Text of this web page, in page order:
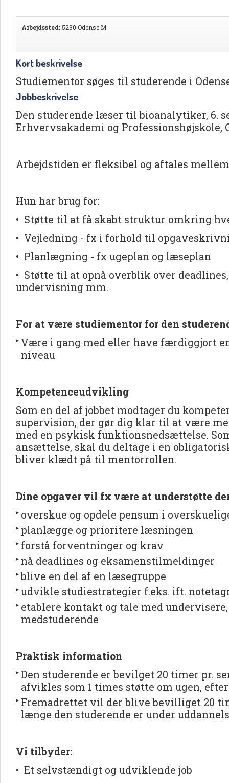
Arbejdssted: 5230 Odense M
Kort beskrivelse
Studiementor søges til studerende i
Jobbeskrivelse
Den studerende læser til bioanalytiker, 6.
Erhvervsakademi og Professionshøjskole,
Arbejdstiden er fleksibel og aftales
Hun har brug for:
• Støtte til at få skabt struktur omkring
• Vejledning - fx i forhold til
• Planlægning - fx ugeplan og læseplan
• Støtte til at opnå overblik over
undervisning mm.
For at være studiementor for den
Være i gang med eller have færdiggjort
niveau
Kompetenceudvikling
Som en del af jobbet modtager du
supervision, der gør dig klar til at være
med en psykisk funktionsnedsættelse.
ansættelse, skal du deltage i en
bliver klædt på til mentorrollen.
Dine opgaver vil fx være at understøtte
overskue og opdele pensum i
planlægge og prioritere læsningen
forstå forventninger og krav
nå deadlines og eksamenstilmeldinger
blive en del af en læsegruppe
udvikle studiestrategier f.eks. ift.
etablere kontakt og tale med
medstuderende
Praktisk information
Den studerende er bevilget 20 timer pr.
afvikles som 1 times støtte om ugen,
Fremadrettet vil der blive bevilliget 20
længe den studerende er under
Vi tilbyder:
• Et selvstændigt og udviklende job